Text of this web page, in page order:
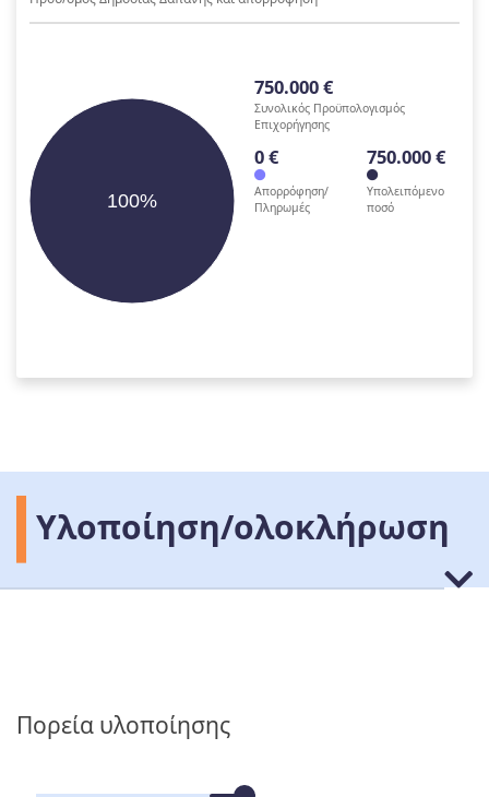
100%
750.000 €
Συνολικός Προϋπολογισμός
Επιχορήγησης
0 €
Απορρόφηση/
Πληρωμές
750.000 €
Υπολειπόμενο
ποσό
Υλοποίηση/ολοκλήρωση
Πορεία υλοποίησης